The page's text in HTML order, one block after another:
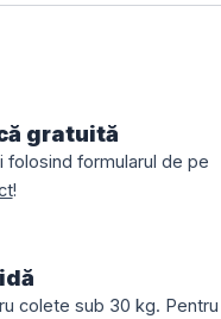
gratuită
folosind formularul de pe
!
colete sub 30 kg. Pentru